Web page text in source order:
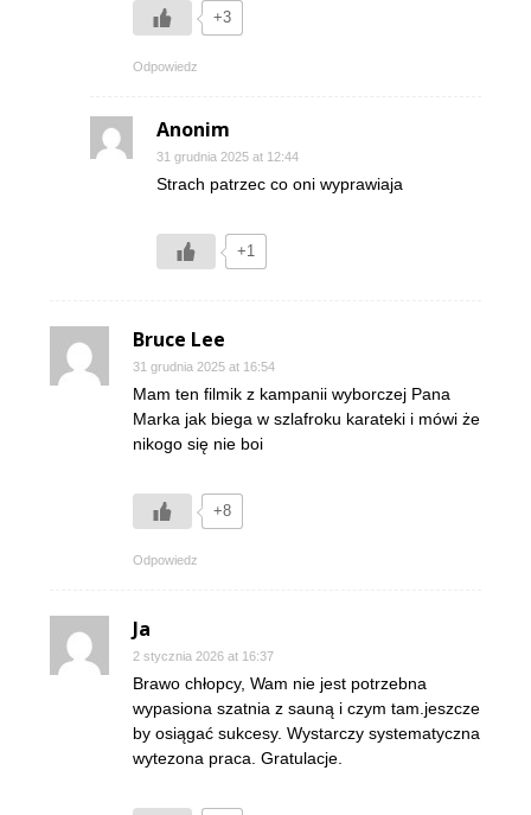
+3
Odpowiedz
Anonim
31 grudnia 2025 at 12:44
Strach patrzec co oni wyprawiaja
+1
Bruce Lee
31 grudnia 2025 at 16:54
Mam ten filmik z kampanii wyborczej Pana
Marka jak biega w szlafroku karateki i mówi że
nikogo się nie boi
+8
Odpowiedz
Ja
2 stycznia 2026 at 16:37
Brawo chłopcy, Wam nie jest potrzebna
wypasiona szatnia z sauną i czym tam.jeszcze
by osiągać sukcesy. Wystarczy systematyczna
wytezona praca. Gratulacje.